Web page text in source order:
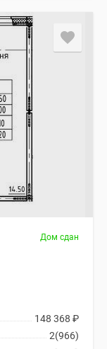
Дом сдан
148 368 ₽
2(966)